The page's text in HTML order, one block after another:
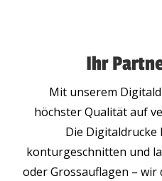
Ihr
Mit unserem
höchster Qualität auf
Die Digitaldrucke
konturgeschnitten und
oder Grossauflagen –